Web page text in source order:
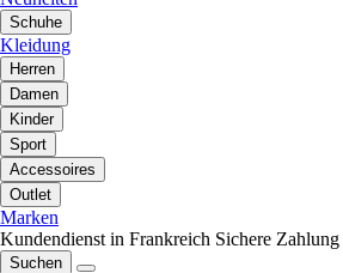
Schuhe
Kleidung
Herren
Damen
Kinder
Sport
Accessoires
Outlet
Marken
Kundendienst in Frankreich Sichere Zahlung
Suchen